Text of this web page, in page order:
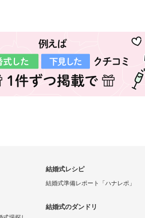
結婚式レシピ
結婚式準備レポート「ハナレポ」
結婚式のダンドリ